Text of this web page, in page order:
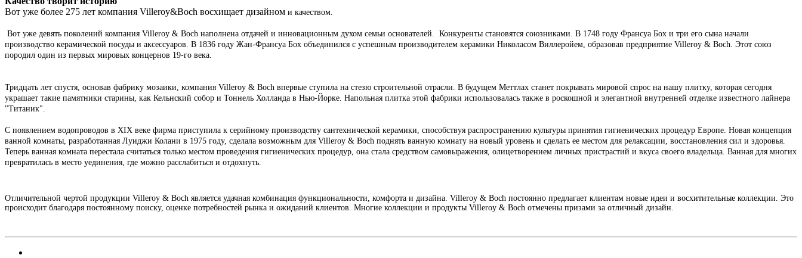
Вот уже более 275 лет компания Villeroy&Boch восхищает дизайном и качеством.
Вот уже девять поколений компания Villeroy & Boch наполнена отдачей и инновационным духом семьи основателей. Конкуренты становятся союзниками. В 1748 году Франсуа Бох и три его сына начали
производство керамической посуды и аксессуаров. В 1836 году Жан-Франсуа Бох объединился с успешным производителем керамики Николасом Виллеройем, образовав предприятие Villeroy & Boch. Этот союз
породил один из первых мировых концернов 19-го века.
Тридцать лет спустя, основав фабрику мозаики, компания Villeroy & Boch впервые ступила на стезю строительной отрасли. В будущем Меттлах станет покрывать мировой спрос на нашу плитку, которая сегодня
украшает такие памятники старины, как Кельнский собор и Тоннель Холланда в Нью-Йорке. Напольная плитка этой фабрики использовалась также в роскошной и элегантной внутренней отделке известного лайнера
"Титаник".
С появлением водопроводов в XIX веке фирма приступила к серийному производству сантехнической керамики, способствуя распространению культуры принятия гигиенических процедур Европе. Новая концепция
ванной комнаты, разработанная Луиджи Колани в 1975 году, сделала возможным для Villeroy & Boch поднять ванную комнату на новый уровень и сделать ее местом для релаксации, восстановления сил и здоровья.
Теперь ванная комната перестала считаться только местом проведения гигиенических процедур, она стала средством самовыражения, олицетворением личных пристрастий и вкуса своего владельца. Ванная для многих
превратилась в место уединения, где можно расслабиться и отдохнуть.
Отличительной чертой продукции Villeroy & Boch является удачная комбинация функциональности, комфорта и дизайна. Villeroy & Boch постоянно предлагает клиентам новые идеи и восхитительные коллекции. Это
происходит благодаря постоянному поиску, оценке потребностей рынка и ожиданий клиентов. Многие коллекции и продукты Villeroy & Boch отмечены призами за отличный дизайн.